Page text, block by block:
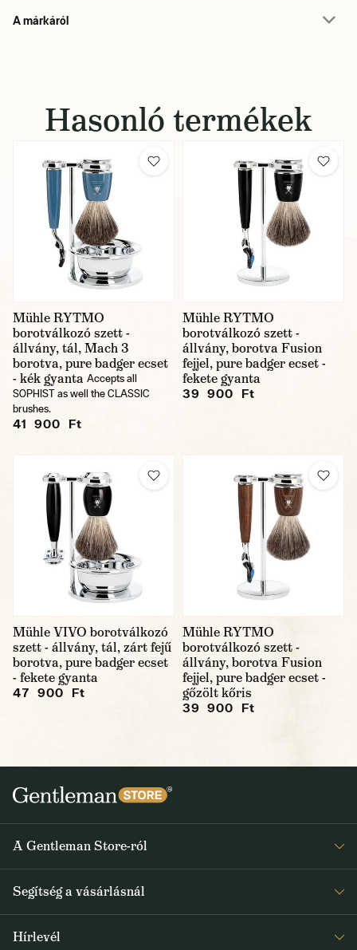
A márkáról
Hasonló termékek
Mühle RYTMO
borotválkozó szett -
állvány, tál, Mach 3
borotva, pure badger ecset
- kék gyanta Accepts all
SOPHIST as well the CLASSIC
brushes.
41 900 Ft
Mühle RYTMO
borotválkozó szett -
állvány, borotva Fusion
fejjel, pure badger ecset -
fekete gyanta
39 900 Ft
Mühle VIVO borotválkozó
szett - állvány, tál, zárt fejű
borotva, pure badger ecset
- fekete gyanta
47 900 Ft
Mühle RYTMO
borotválkozó szett -
állvány, borotva Fusion
fejjel, pure badger ecset -
gőzölt kőris
39 900 Ft
A Gentleman Store-ról
Rólunk
Journal
Segítség a vásárlásnál
Hírlevél